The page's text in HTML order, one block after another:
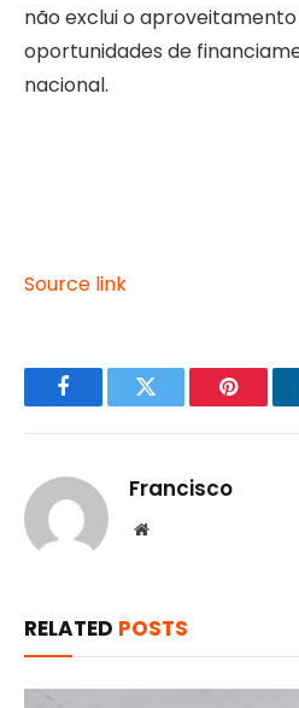
não exclui o
oportunidades de
nacional.
Source link
FacebookTwitter
Francisco
Website
RELATED POSTS